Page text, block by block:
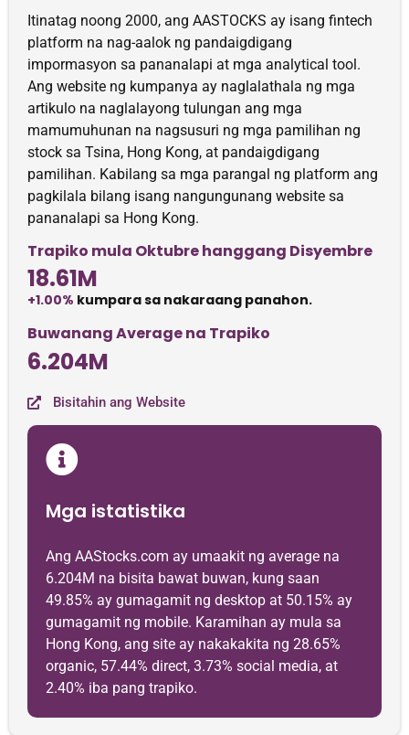
Itinatag noong 2000, ang AASTOCKS ay isang fintech
platform na nag-aalok ng pandaigdigang
impormasyon sa pananalapi at mga analytical tool.
Ang website ng kumpanya ay naglalathala ng mga
artikulo na naglalayong tulungan ang mga
mamumuhunan na nagsusuri ng mga pamilihan ng
stock sa Tsina, Hong Kong, at pandaigdigang
pamilihan. Kabilang sa mga parangal ng platform ang
pagkilala bilang isang nangungunang website sa
pananalapi sa Hong Kong.
Trapiko mula Oktubre hanggang Disyembre
18.61M
+1.00% kumpara sa nakaraang panahon.
Buwanang Average na Trapiko
6.204M
Bisitahin ang Website
Mga istatistika
Ang AAStocks.com ay umaakit ng average na
6.204M na bisita bawat buwan, kung saan
49.85% ay gumagamit ng desktop at 50.15% ay
gumagamit ng mobile. Karamihan ay mula sa
Hong Kong, ang site ay nakakakita ng 28.65%
organic, 57.44% direct, 3.73% social media, at
2.40% iba pang trapiko.